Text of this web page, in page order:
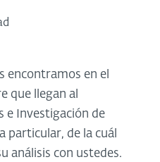
encontramos en el
que llegan al
e Investigación de
particular, de la cuál
análisis con ustedes.